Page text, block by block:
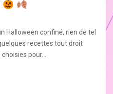
Halloween confiné, rien de tel
recettes tout droit
pour...